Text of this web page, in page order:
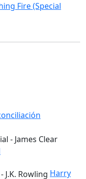
Fire (Special
Harry